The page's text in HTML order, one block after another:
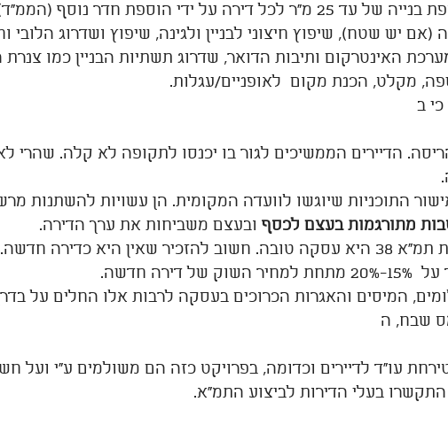
הדירה מקבלת תוספת בנייה של עד 25 מ"ר לכל דירה על ידי הוספת חדר
(אם יש שטח), שיפוץ חיצוני לבניין ולגינה, שיפוץ ושדרוג הלובי
האינטרקום ותיבות הדואר, שדרוג תשתיות הבניין כמו צנרת
מקלט, הכנת מקום  לאופניים/עגלות.
ב
הדיירים הממשיכים לגור בו יכנסו לתקופה לא קלה. שהרי
התוכניות שיוגשו לוועדה המקומית. הן עשויות להשתנות
מתורגמות בעצם לכסף ובעצם משביחות את ערך הדירה.
דירה העוברת תמ"א 38 היא עסקה טובה. חשוב להזכיר שאין היא כדירה
חדשה.
המיסים והאגרות הכרוכים בעסקה לרבות אלו החלים על
שבח, ה
עו"ד לדיירים וכדומה, בפרויקט כזה הם משולמים ע"י ועל
בעלי הדירות לביצוע התמ"א.